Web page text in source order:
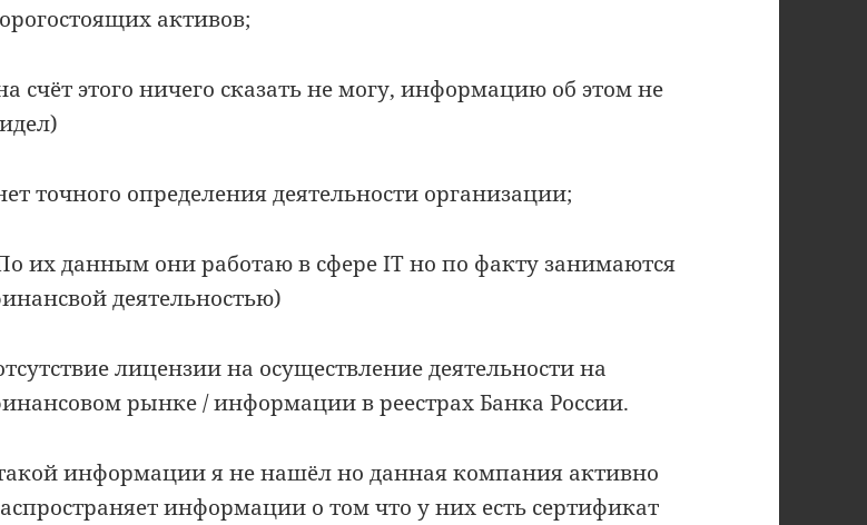
активов;
счёт этого ничего сказать не могу, информацию об этом не
точного определения деятельности организации;
их данным они работаю в сфере IT но по факту занимаются
деятельностью)
лицензии на осуществление деятельности на
рынке / информации в реестрах Банка России.
информации я не нашёл но данная компания активно
информации о том что у них есть сертификат